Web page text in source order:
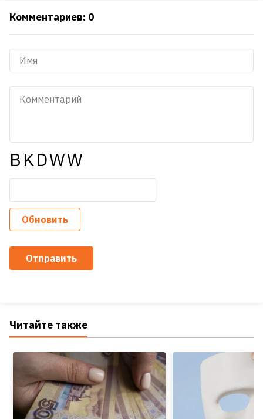
Комментариев: 0
BKDWW
Обновить
Отправить
Читайте также